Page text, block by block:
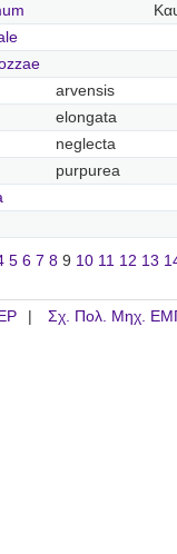
arvensis
elongata
neglecta
purpurea
5 6 7 8 9 10 11 12 13
Σχ. Πολ. Μηχ.